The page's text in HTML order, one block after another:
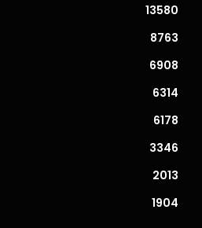
13580
8763
6908
6314
6178
3346
2013
1904